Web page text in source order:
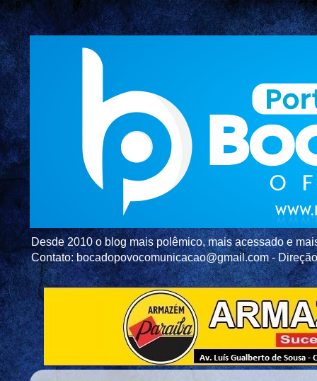
Desde 2010 o blog mais polêmico, mais acessado e
Contato: bocadopovocomunicacao@gmail.com -